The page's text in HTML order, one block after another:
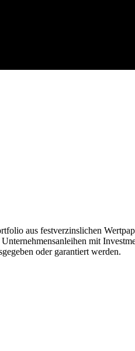
aus festverzinslichen
mit
oder garantiert werden.